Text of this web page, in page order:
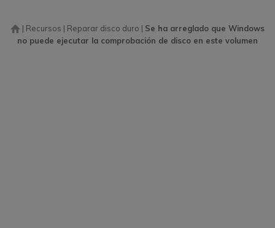
| Recursos | Reparar disco duro | Se ha arreglado que Windows
no puede ejecutar la comprobación de disco en este volumen